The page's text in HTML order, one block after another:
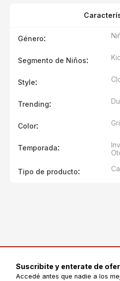
Género:
Segmento de Niños:
Style:
Trending:
Color:
Temporada:
Tipo de producto:
Suscribite y enterate de
Accedé antes que nadie a los